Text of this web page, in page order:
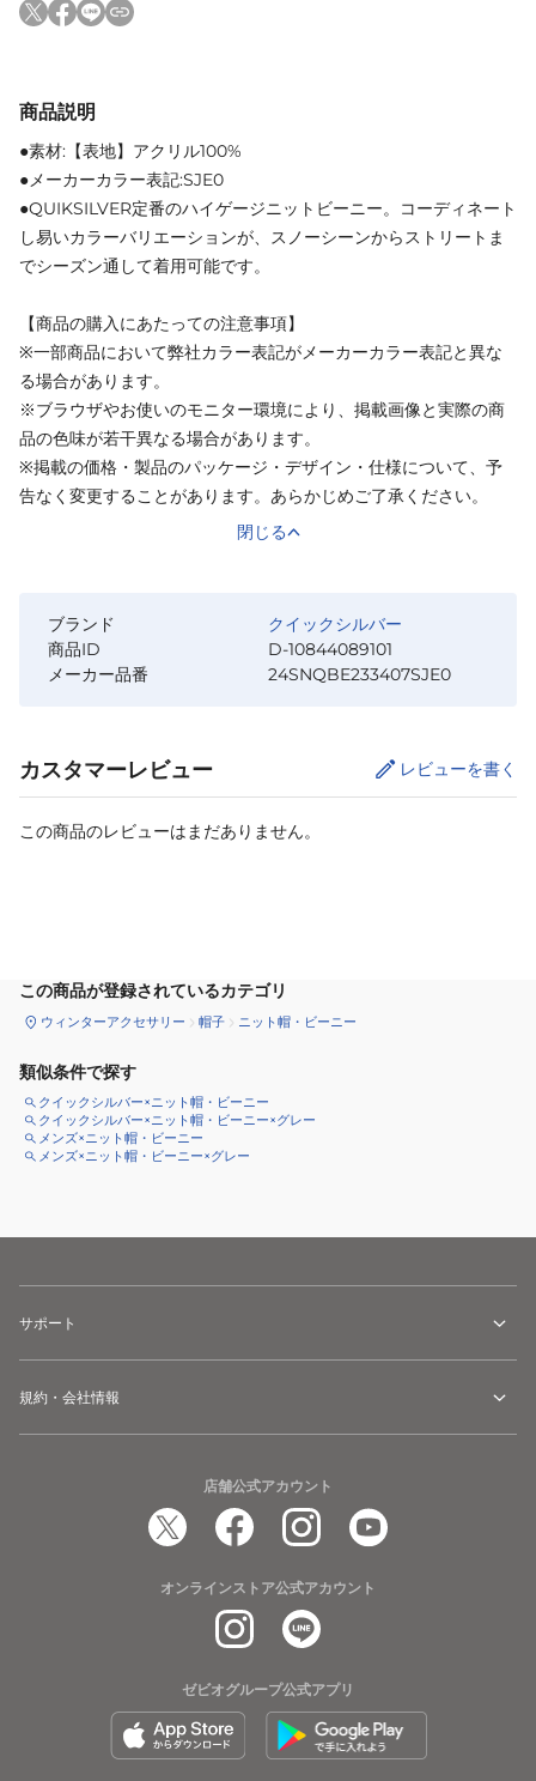
商品説明
●素材:【表地】アクリル100%
●メーカーカラー表記:SJE0
●QUIKSILVER定番のハイゲージニットビーニー。コーディネート
し易いカラーバリエーションが、スノーシーンからストリートま
でシーズン通して着用可能です。
【商品の購入にあたっての注意事項】
※一部商品において弊社カラー表記がメーカーカラー表記と異な
る場合があります。
※ブラウザやお使いのモニター環境により、掲載画像と実際の商
品の色味が若干異なる場合があります。
※掲載の価格・製品のパッケージ・デザイン・仕様について、予
告なく変更することがあります。あらかじめご了承ください。
閉じる
ブランド
クイックシルバー
商品ID
D-10844089101
メーカー品番
24SNQBE233407SJE0
カスタマーレビュー レビューを書く
この商品のレビューはまだありません。
この商品が登録されているカテゴリ
ウィンターアクセサリー 帽子 ニット帽・ビーニー
類似条件で探す
クイックシルバー×ニット帽・ビーニー
クイックシルバー×ニット帽・ビーニー×グレー
メンズ×ニット帽・ビーニー
メンズ×ニット帽・ビーニー×グレー
サポート
規約・会社情報
店舗公式アカウント
オンラインストア公式アカウント
ゼビオグループ公式アプリ